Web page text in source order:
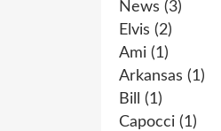
News (3)
Elvis (2)
Ami (1)
Arkansas (1)
Bill
(1)
Capocci (1)